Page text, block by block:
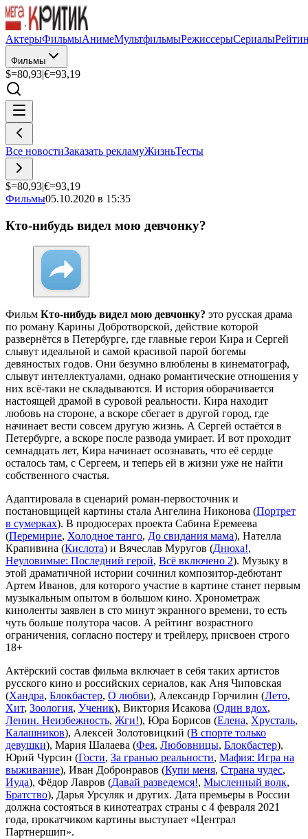
АктерыФильмыАнимеМультфильмыРежиссерыСериалы
Фильмы
$=80,93|€=93,19
Все новостиЗаказать рекламуЖизньТесты
$=80,93|€=93,19
Фильмы05.10.2020 в 15:35
Кто-нибудь видел мою девчонку?
Фильм Кто-нибудь видел мою девчонку? это русская драма
по роману Карины Добротворской, действие которой
развернётся в Петербурге, где главные герои Кира и Сергей
слывут идеальной и самой красивой парой богемы
девяностых годов. Они безумно влюблены в кинематограф,
слывут интеллектуалами, однако романтические отношения у
них всё-таки не складываются. И история оборачивается
настоящей драмой в суровой реальности. Кира находит
любовь на стороне, а вскоре сбегает в другой город, где
начинает вести совсем другую жизнь. А Сергей остаётся в
Петербурге, а вскоре после развода умирает. И вот проходит
семнадцать лет, Кира начинает осознавать, что её сердце
осталось там, с Сергеем, и теперь ей в жизни уже не найти
собственного счастья.
Адаптировала в сценарий роман-первосточник и
постановщицей картины стала Ангелина Никонова (Портрет
в сумерках). В продюсерах проекта Сабина Еремеева
(Перемирие, Холодное танго, До свидания мама), Нателла
Крапивина (Кислота) и Вячеслав Муругов (Днюха!,
Неуловимые: Последний герой, Всё включено 2). Музыку в
этой драматичной истории сочинил композитор-дебютант
Артем Иванов, для которого участие в картине станет первым
музыкальным опытом в большом кино. Хронометраж
киноленты заявлен в сто минут экранного времени, то есть
чуть больше полутора часов. А рейтинг возрастного
ограничения, согласно постеру и трейлеру, присвоен строго
18+
Актёрский состав фильма включает в себя таких артистов
русского кино и российских сериалов, как Аня Чиповская
(Хандра, Блокбастер, О любви), Александр Горчилин (Лето,
Хит, Зоология, Ученик), Виктория Исакова (Один вдох,
Ленин. Неизбежность, Жги!), Юра Борисов (Елена, Хрусталь,
Калашников), Алексей Золотовицкий (В спорте только
девушки), Мария Шалаева (Фея, Любовницы, Блокбастер),
Юрий Чурсин (Гости, За гранью реальности, Мафия: Игра на
выживание), Иван Добронравов (Купи меня, Страна чудес,
Иуда), Фёдор Лавров (Давай разведемся!, Мысленный волк,
Братство), Дарья Урсуляк и других. Дата премьеры в России
должна состояться в кинотеатрах страны с 4 февраля 2021
года, прокатчиком картины выступает «Централ
Партнершип».